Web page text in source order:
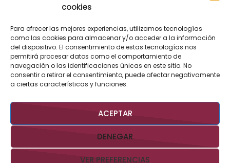
cookies
Para ofrecer las mejores experiencias, utilizamos tecnologías
como las cookies para almacenar y/o acceder a la información
del dispositivo. El consentimiento de estas tecnologías nos
permitirá procesar datos como el comportamiento de
navegación o las identificaciones únicas en este sitio. No
consentir o retirar el consentimiento, puede afectar negativamente
a ciertas características y funciones.
ACEPTAR
DENEGAR
VER PREFERENCIAS
«
Jul
BUSCAR AHORA